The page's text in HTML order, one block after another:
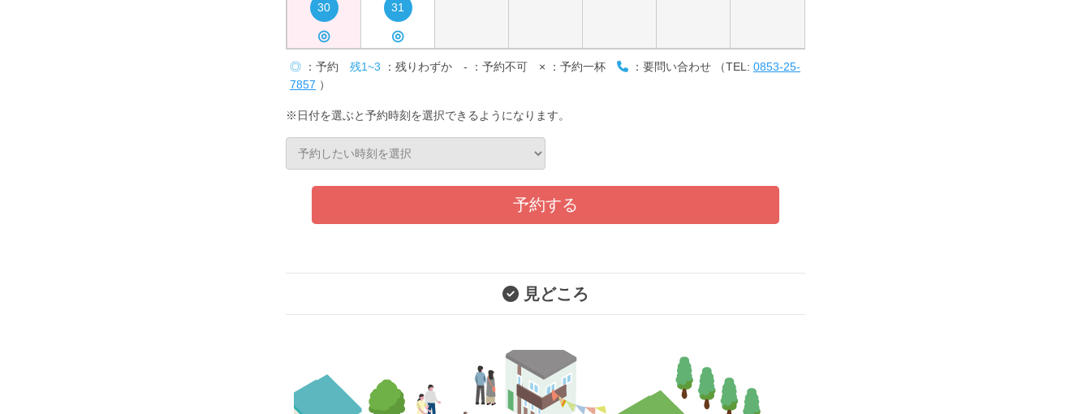
30
◎
31
◎
◎ ：予約 残1~3 ：残りわずか - ：予約不可 × ：予約一杯 ：要問い合わせ （TEL: 0853-25-
7857 ）
※日付を選ぶと予約時刻を選択できるようになります。
予約する
見どころ